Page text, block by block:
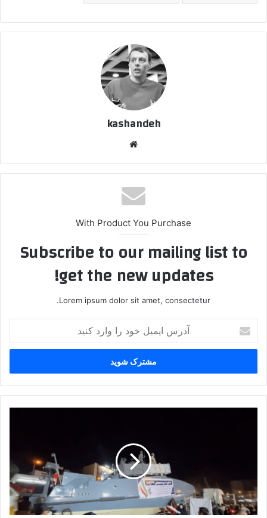
kashandeh
With Product You Purchase
Subscribe to our mailing list to
get the new updates!
Lorem ipsum dolor sit amet, consectetur.
ایمیل
خود
وارد
کنید
رونمایی
شد